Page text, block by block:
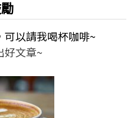
可以請我喝杯咖啡~
好文章~